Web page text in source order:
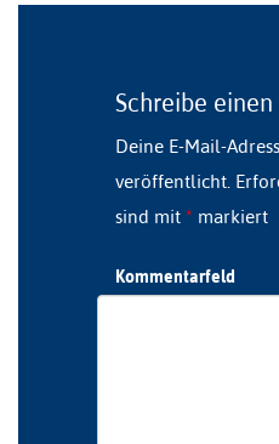
Schreibe
Deine E-Mail-
veröffentlicht.
sind mit * markiert
Kommentarfeld